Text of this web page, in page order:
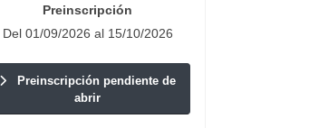
Preinscripción
Del 01/09/2026 al 15/10/2026
Preinscripción pendiente de
abrir